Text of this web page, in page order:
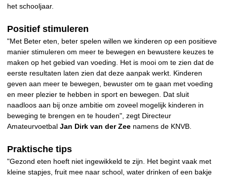
het schooljaar.
Positief stimuleren
"Met Beter eten, beter spelen willen we kinderen op een positieve
manier stimuleren om meer te bewegen en bewustere keuzes te
maken op het gebied van voeding. Het is mooi om te zien dat de
eerste resultaten laten zien dat deze aanpak werkt. Kinderen
geven aan meer te bewegen, bewuster om te gaan met voeding
en meer plezier te hebben in sport en bewegen. Dat sluit
naadloos aan bij onze ambitie om zoveel mogelijk kinderen in
beweging te brengen en te houden", zegt Directeur
Amateurvoetbal Jan Dirk van der Zee namens de KNVB.
Praktische tips
"Gezond eten hoeft niet ingewikkeld te zijn. Het begint vaak met
kleine stapjes, fruit mee naar school, water drinken of een bakje